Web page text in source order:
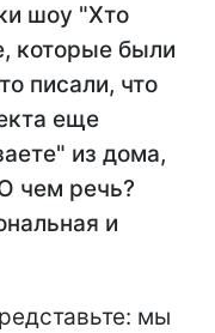
шоу "Хто
которые были
писали, что
еще
из дома,
чем речь?
и
мы